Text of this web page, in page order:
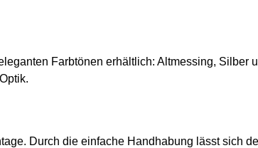
Farbtönen erhältlich: Altmessing, Silber
Durch die einfache Handhabung lässt sich